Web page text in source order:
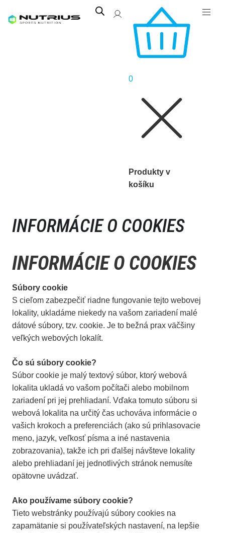
0
Produkty v
košíku
INFORMÁCIE O COOKIES
INFORMÁCIE O COOKIES
Súbory cookie
S cieľom zabezpečiť riadne fungovanie tejto webovej
lokality, ukladáme niekedy na vašom zariadení malé
dátové súbory, tzv. cookie. Je to bežná prax väčšiny
veľkých webových lokalít.
Čo sú súbory cookie?
Súbor cookie je malý textový súbor, ktorý webová
lokalita ukladá vo vašom počítači alebo mobilnom
zariadení pri jej prehliadaní. Vďaka tomuto súboru si
webová lokalita na určitý čas uchováva informácie o
vašich krokoch a preferenciách (ako sú prihlasovacie
meno, jazyk, veľkosť písma a iné nastavenia
zobrazovania), takže ich pri ďalšej návšteve lokality
alebo prehliadaní jej jednotlivých stránok nemusíte
opätovne uvádzať.
Ako používame súbory cookie?
Tieto webstránky používajú súbory cookies na
zapamätanie si používateľských nastavení, na lepšie